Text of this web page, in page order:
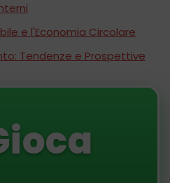
e l'Economia Circolare
Tendenze e Prospettive